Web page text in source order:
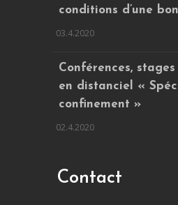
conditions d’une
03.4.2020
Conférences,
en distanciel «
confinement »
02.4.2020
Contact